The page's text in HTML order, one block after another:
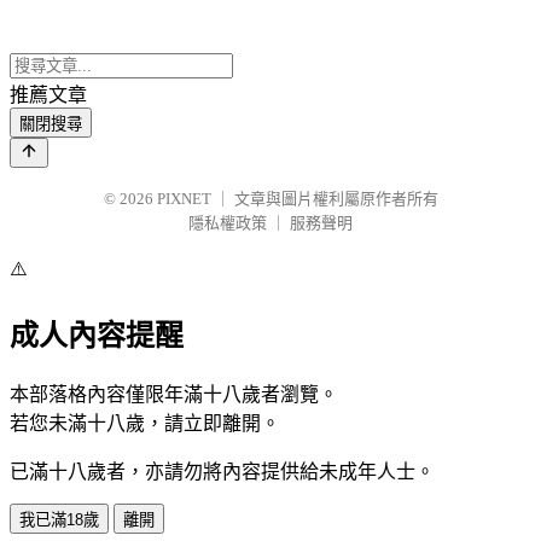
推薦文章
關閉搜尋
© 2026 PIXNET
文章與圖片權利屬原作者所有
隱私權政策
服務聲明
⚠️
成人內容提醒
本部落格內容僅限年滿十八歲者瀏覽。
若您未滿十八歲，請立即離開。
已滿十八歲者，亦請勿將內容提供給未成年人士。
我已滿18歲 離開